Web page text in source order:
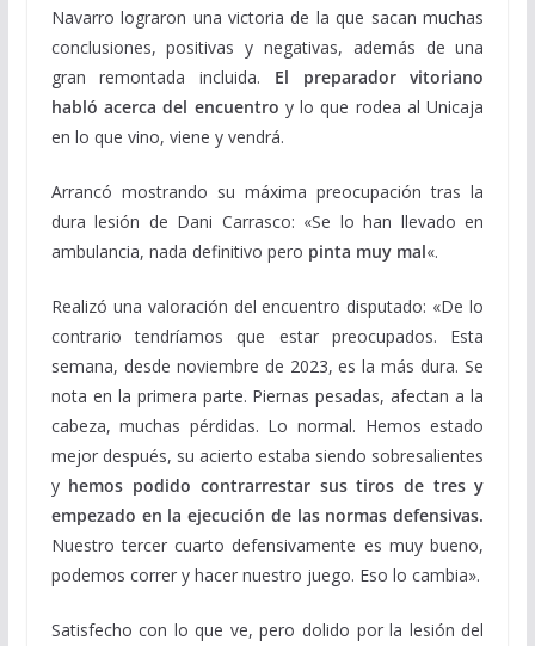
Navarro lograron una victoria de la que sacan muchas
conclusiones, positivas y negativas, además de una
gran remontada incluida. El preparador vitoriano
habló acerca del encuentro y lo que rodea al Unicaja
en lo que vino, viene y vendrá.
Arrancó mostrando su máxima preocupación tras la
dura lesión de Dani Carrasco: «Se lo han llevado en
ambulancia, nada definitivo pero pinta muy mal«.
Realizó una valoración del encuentro disputado: «De lo
contrario tendríamos que estar preocupados. Esta
semana, desde noviembre de 2023, es la más dura. Se
nota en la primera parte. Piernas pesadas, afectan a la
cabeza, muchas pérdidas. Lo normal. Hemos estado
mejor después, su acierto estaba siendo sobresalientes
y hemos podido contrarrestar sus tiros de tres y
empezado en la ejecución de las normas defensivas.
Nuestro tercer cuarto defensivamente es muy bueno,
podemos correr y hacer nuestro juego. Eso lo cambia».
Satisfecho con lo que ve, pero dolido por la lesión del